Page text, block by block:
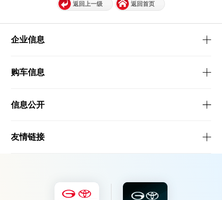
返回上一级 返回首页
企业信息
购车信息
信息公开
友情链接